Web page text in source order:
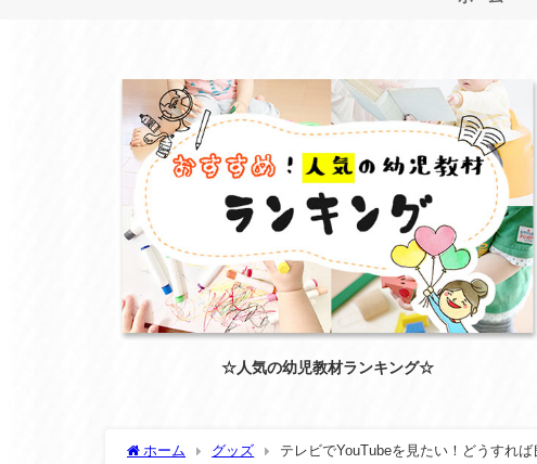
☆人気の幼児教材ランキング☆
ホーム グッズ テレビでYouTubeを見たい！どうすれ